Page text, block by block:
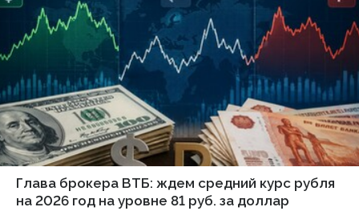
Глава брокера ВТБ: ждем средний курс рубля
на 2026 год на уровне 81 руб. за доллар